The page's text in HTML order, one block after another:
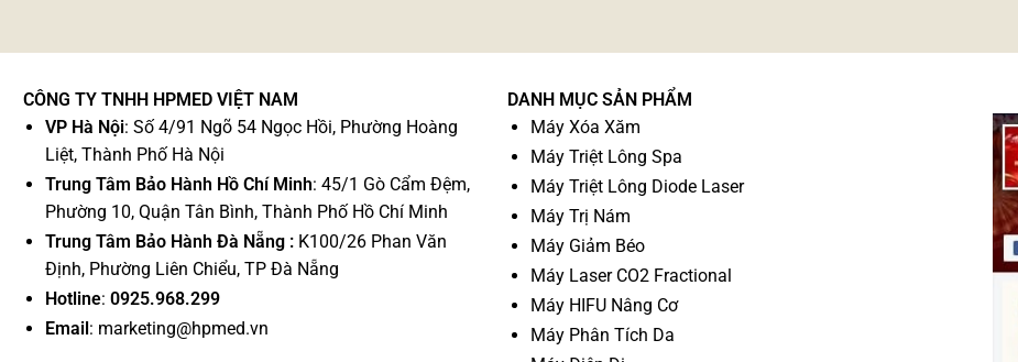
CÔNG TY TNHH HPMED VIỆT NAM
VP Hà Nội: Số 4/91 Ngõ 54 Ngọc Hồi, Phường Hoàng
Liệt, Thành Phố Hà Nội
Trung Tâm Bảo Hành Hồ Chí Minh: 45/1 Gò Cẩm Đệm,
Phường 10, Quận Tân Bình, Thành Phố Hồ Chí Minh
Trung Tâm Bảo Hành Đà Nẵng : K100/26 Phan Văn
Định, Phường Liên Chiểu, TP Đà Nẵng
Hotline:0925.968.299
Email : marketing@hpmed.vn
DANH MỤC SẢN PHẨM
Máy Xóa Xăm
Máy Triệt Lông Spa
Máy Triệt Lông Diode Laser
Máy Trị Nám
Máy Giảm Béo
Máy Laser CO2 Fractional
Máy HIFU Nâng Cơ
Máy Phân Tích Da